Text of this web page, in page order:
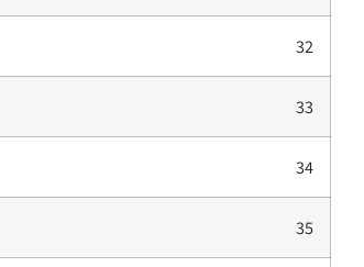
32
33
34
35